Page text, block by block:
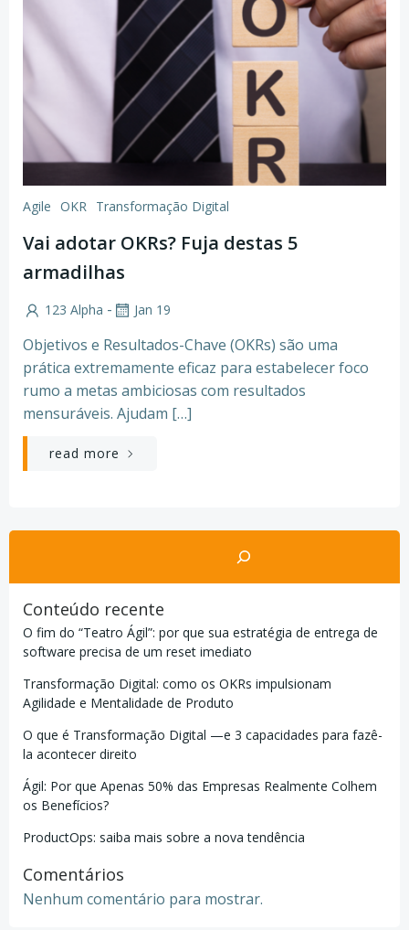
Agile OKR Transformação Digital
Vai adotar OKRs? Fuja destas 5
armadilhas
123 Alpha - Jan 19
Objetivos e Resultados-Chave (OKRs) são uma
prática extremamente eficaz para estabelecer foco
rumo a metas ambiciosas com resultados
mensuráveis. Ajudam […]
read more
Pesquisar
Conteúdo recente
O fim do “Teatro Ágil”: por que sua estratégia de entrega de
software precisa de um reset imediato
Transformação Digital: como os OKRs impulsionam
Agilidade e Mentalidade de Produto
O que é Transformação Digital —e 3 capacidades para fazê-
la acontecer direito
Ágil: Por que Apenas 50% das Empresas Realmente Colhem
os Benefícios?
ProductOps: saiba mais sobre a nova tendência
Comentários
Nenhum comentário para mostrar.